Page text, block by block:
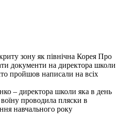
зону як північна Корея Про
документи на директора школи
пройшов написали на всіх
– директора школи яка в день
проводила пляски в
навчального року